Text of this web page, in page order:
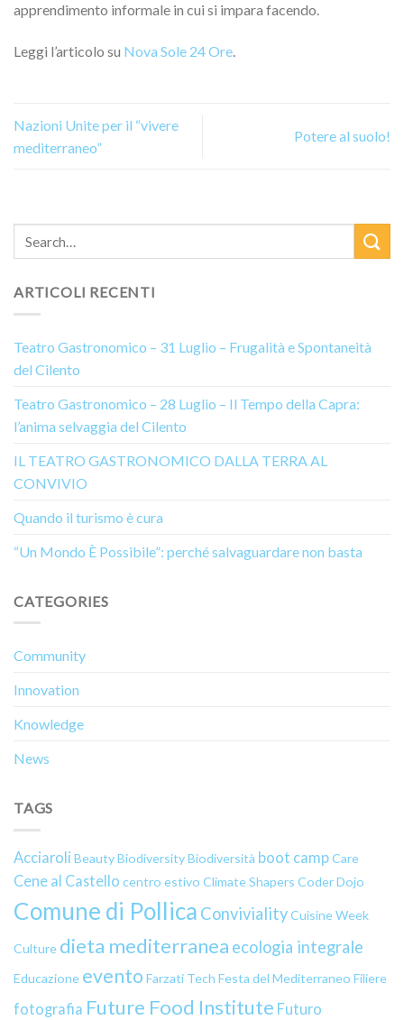
apprendimento informale in cui si impara facendo.
Leggi l’articolo su Nova Sole 24 Ore.
Nazioni Unite per il “vivere
mediterraneo”
Potere al suolo!
ARTICOLI RECENTI
Teatro Gastronomico – 31 Luglio – Frugalità e Spontaneità
del Cilento
Teatro Gastronomico – 28 Luglio – Il Tempo della Capra:
l’anima selvaggia del Cilento
IL TEATRO GASTRONOMICO DALLA TERRA AL
CONVIVIO
Quando il turismo è cura
“Un Mondo È Possibile”: perché salvaguardare non basta
CATEGORIES
Community
Innovation
Knowledge
News
TAGS
Acciaroli BeautyBiodiversityBiodiversità boot campCare
Cene al Castello centro estivo Climate Shapers Coder Dojo
Comune di Pollica ConvivialityCuisine Week
Culture dieta mediterranea ecologia integrale
Educazione evento Farzati Tech Festa del Mediterraneo Filiere
fotografia Future Food Institute Futuro